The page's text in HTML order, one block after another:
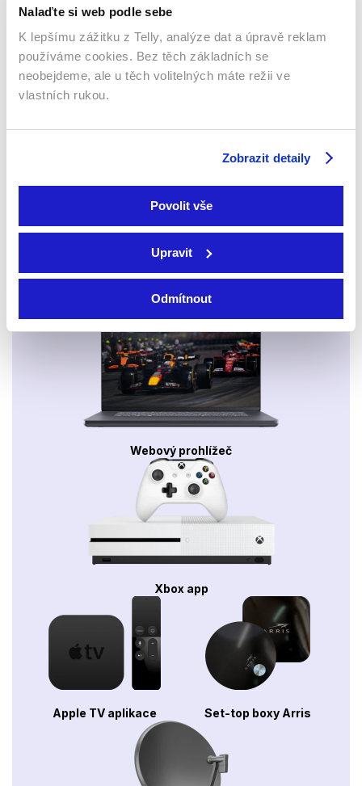
Nalaďte si web podle sebe
K lepšímu zážitku z Telly, analýze dat a úpravě reklam
používáme cookies. Bez těch základních se
neobejdeme, ale u těch volitelných máte režii ve
vlastních rukou.
Zobrazit detaily
Povolit vše
Upravit
Odmítnout
Mobily a tablety (Android a Apple)
Webový prohlížeč
Xbox app
Apple TV aplikace Set-top boxy Arris